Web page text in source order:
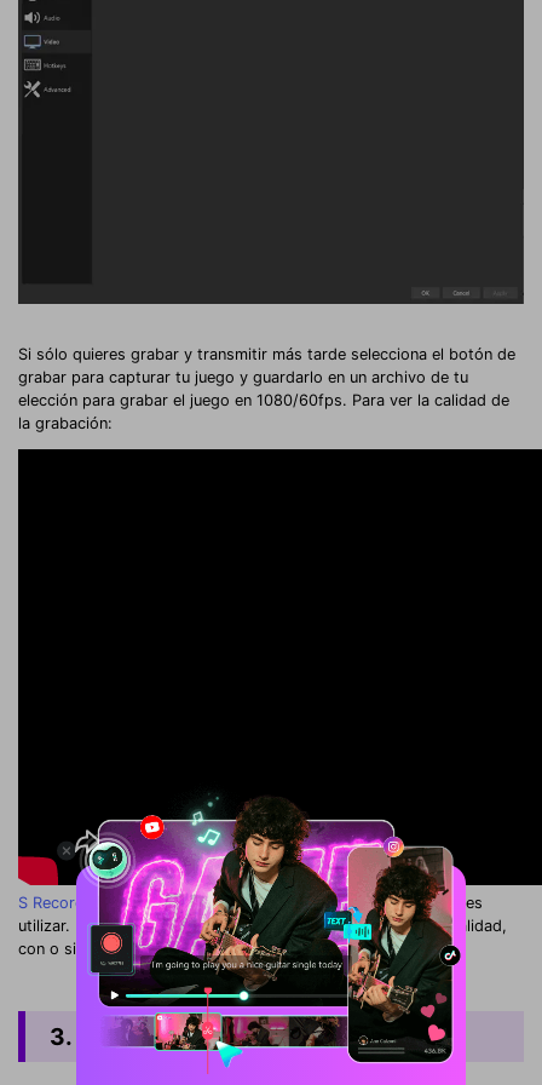
Si sólo quieres grabar y transmitir más tarde selecciona el botón de
grabar para capturar tu juego y guardarlo en un archivo de tu
elección para grabar el juego en 1080/60fps. Para ver la calidad de
la grabación:
S Recorder
es el tercer grabador de juegos gratuito que puedes
utilizar. Es sencillo y te permite grabar con un alto nivel de calidad,
con o sin sonido.
3. QuickTime